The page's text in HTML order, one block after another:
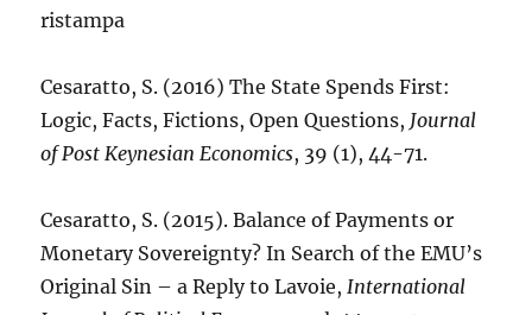
ristampa
Cesaratto, S. (2016) The State Spends First:
Logic, Facts, Fictions, Open Questions, Journal
ofPost Keynesian Economics, 39 (1), 44-71.
Cesaratto, S. (2015). Balance of Payments or
Monetary Sovereignty? In Search of the EMU’s
Original Sin – a Reply to Lavoie, International